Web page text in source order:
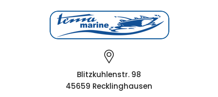
Blitzkuhlenstr. 98
45659 Recklinghausen